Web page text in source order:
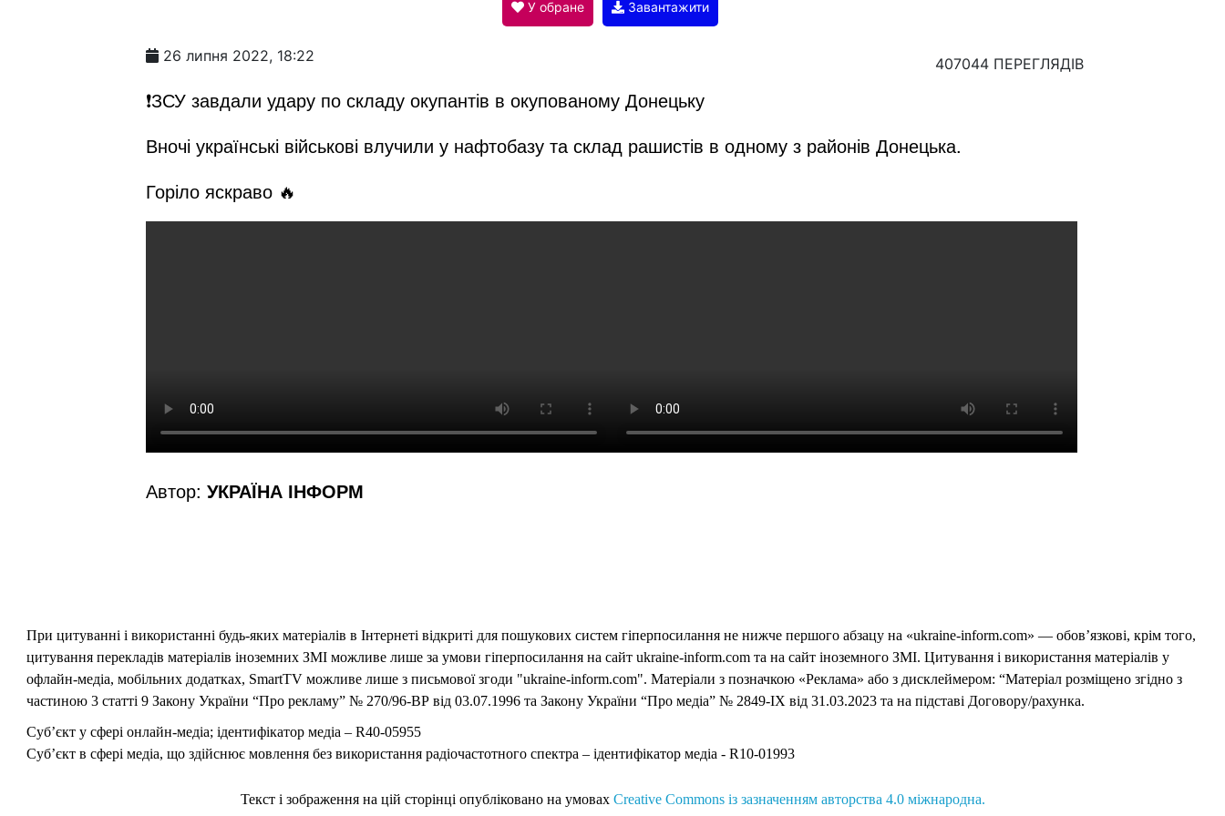
d
У обране Завантажити
26 липня 2022, 18:22 407044 ПЕРЕГЛЯДІВ
❗️ЗСУ завдали удару по складу окупантів в окупованому Донецьку
Вночі українські військові влучили у нафтобазу та склад рашистів в одному з районів Донецька.
Горіло яскраво 🔥
Автор: УКРАЇНА ІНФОРМ
При цитуванні і використанні будь-яких матеріалів в Інтернеті відкриті для пошукових систем гіперпосилання не нижче першого абзацу на «ukraine-inform.com» — обов’язкові, крім того,
цитування перекладів матеріалів іноземних ЗМІ можливе лише за умови гіперпосилання на сайт ukraine-inform.com та на сайт іноземного ЗМІ. Цитування і використання матеріалів у
офлайн-медіа, мобільних додатках, SmartTV можливе лише з письмової згоди "ukraine-inform.com". Матеріали з позначкою «Реклама» або з дисклеймером: “Матеріал розміщено згідно з
частиною 3 статті 9 Закону України “Про рекламу” № 270/96-ВР від 03.07.1996 та Закону України “Про медіа” № 2849-IX від 31.03.2023 та на підставі Договору/рахунка.
Суб’єкт у сфері онлайн-медіа; ідентифікатор медіа – R40-05955
Суб’єкт в сфері медіа, що здійснює мовлення без використання радіочастотного спектра – ідентифікатор медіа - R10-01993
Текст і зображення на цій сторінці опубліковано на умовах Creative Commons із зазначенням авторства 4.0 міжнародна.